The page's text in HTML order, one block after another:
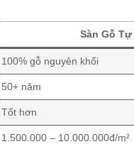
Sàn Gỗ Tự
100% gỗ nguyên khối
50+ năm
Tốt hơn
1.500.000 – 10.000.000đ/m²